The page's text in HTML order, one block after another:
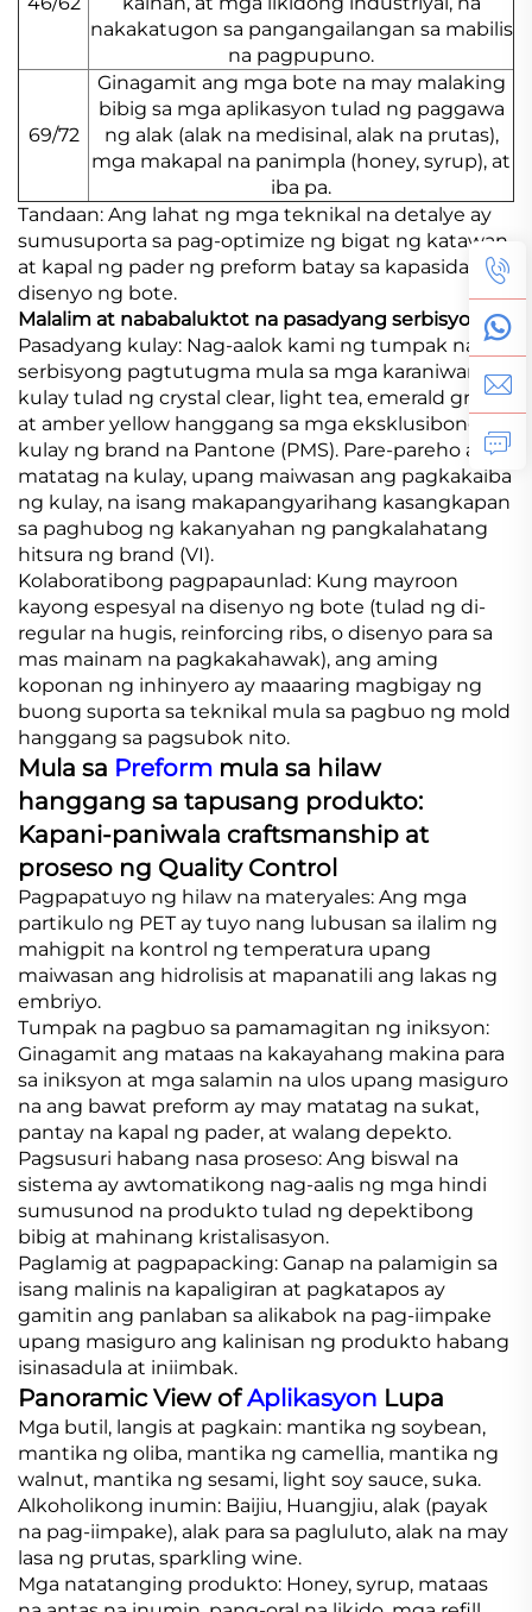
nakakatugon sa pangangailangan sa mabilis
na pagpupuno.
69/72
Ginagamit ang mga bote na may malaking
bibig sa mga aplikasyon tulad ng paggawa
ng alak (alak na medisinal, alak na prutas),
mga makapal na panimpla (honey, syrup), at
iba pa.
Tandaan: Ang lahat ng mga teknikal na detalye ay
sumusuporta sa pag-optimize ng bigat ng katawan
at kapal ng pader ng preform batay sa kapasidad at
disenyo ng bote.
Malalim at nababaluktot na pasadyang serbisyo
Pasadyang kulay: Nag-aalok kami ng tumpak na
serbisyong pagtutugma mula sa mga karaniwang
kulay tulad ng crystal clear, light tea, emerald green,
at amber yellow hanggang sa mga eksklusibong
kulay ng brand na Pantone (PMS). Pare-pareho at
matatag na kulay, upang maiwasan ang pagkakaiba
ng kulay, na isang makapangyarihang kasangkapan
sa paghubog ng kakanyahan ng pangkalahatang
hitsura ng brand (VI).
Kolaboratibong pagpapaunlad: Kung mayroon
kayong espesyal na disenyo ng bote (tulad ng di-
regular na hugis, reinforcing ribs, o disenyo para sa
mas mainam na pagkakahawak), ang aming
koponan ng inhinyero ay maaaring magbigay ng
buong suporta sa teknikal mula sa pagbuo ng mold
hanggang sa pagsubok nito.
Mula sa Preform mula sa hilaw
hanggang sa tapusang produkto:
Kapani-paniwala craftsmanship at
proseso ng Quality Control
Pagpapatuyo ng hilaw na materyales: Ang mga
partikulo ng PET ay tuyo nang lubusan sa ilalim ng
mahigpit na kontrol ng temperatura upang
maiwasan ang hidrolisis at mapanatili ang lakas ng
embriyo.
Tumpak na pagbuo sa pamamagitan ng iniksyon:
Ginagamit ang mataas na kakayahang makina para
sa iniksyon at mga salamin na ulos upang masiguro
na ang bawat preform ay may matatag na sukat,
pantay na kapal ng pader, at walang depekto.
Pagsusuri habang nasa proseso: Ang biswal na
sistema ay awtomatikong nag-aalis ng mga hindi
sumusunod na produkto tulad ng depektibong
bibig at mahinang kristalisasyon.
Paglamig at pagpapacking: Ganap na palamigin sa
isang malinis na kapaligiran at pagkatapos ay
gamitin ang panlaban sa alikabok na pag-iimpake
upang masiguro ang kalinisan ng produkto habang
isinasadula at iniimbak.
Panoramic View ofAplikasyon Lupa
Mga butil, langis at pagkain: mantika ng soybean,
mantika ng oliba, mantika ng camellia, mantika ng
walnut, mantika ng sesami, light soy sauce, suka.
Alkoholikong inumin: Baijiu, Huangjiu, alak (payak
na pag-iimpake), alak para sa pagluluto, alak na may
lasa ng prutas, sparkling wine.
Mga natatanging produkto: Honey, syrup, mataas